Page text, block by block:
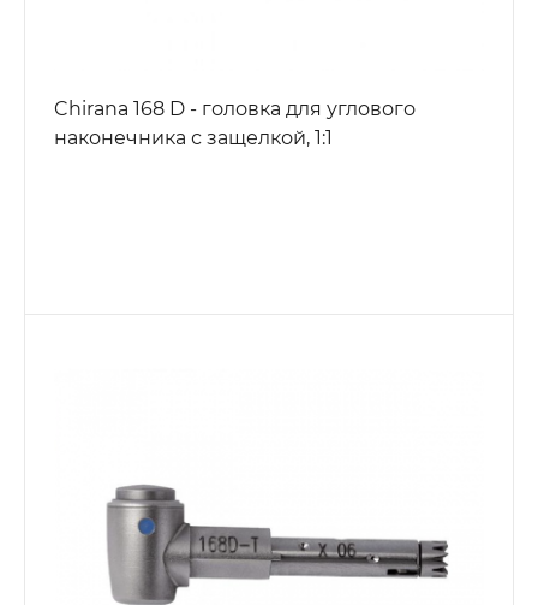
Chirana 168 D - головка для углового
наконечника с защелкой, 1:1